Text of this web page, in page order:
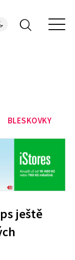
BLESKOVKY
ještě